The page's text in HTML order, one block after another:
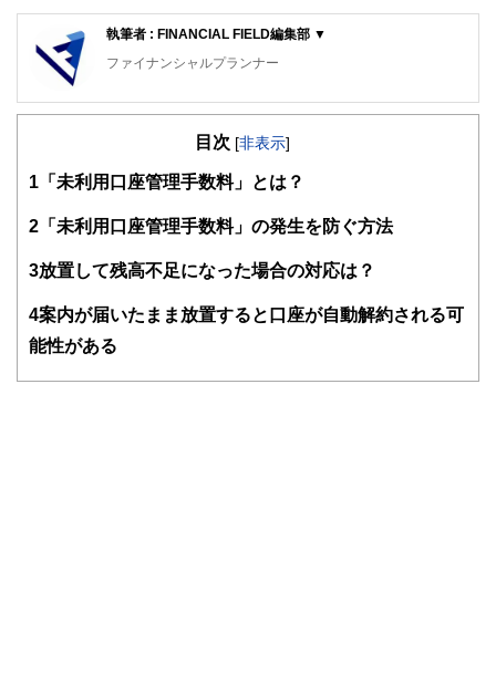
執筆者 : FINANCIAL FIELD編集部 ▼
ファイナンシャルプランナー
FinancialField編集部は、金融、経済に関する記事を、日々
知識がない方でも理解できるようわかりやすく発信していま
得者を中心に「お金や暮らし」に関する書籍・雑誌の編集経
験者で構成され、企画立案から記事掲載まですべての工程に
関わることで、読者目線のコンテンツを追求しています。
護士、税理士、宅地建物取引士、相続診断士、住宅ローンア
士、行政書士、投資アナリスト、キャリアコンサルタントな
目次 [非表示]
1 「未利用口座管理手数料」とは？
2 「未利用口座管理手数料」の発生を防ぐ方法
3放置して残高不足になった場合の対応は？
4案内が届いたまま放置すると口座が自動解約される可
能性がある